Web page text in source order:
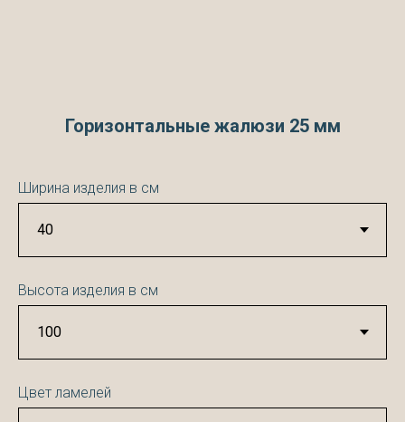
Горизонтальные жалюзи 25 мм
Ширина изделия в см
Высота изделия в см
Цвет ламелей